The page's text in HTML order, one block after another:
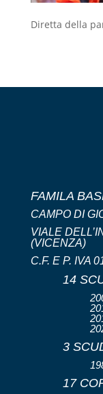
Diretta della
FAMILA
CAMPO DI
VIALE
(VICENZA)
C.F. E P. IVA
14
3
17